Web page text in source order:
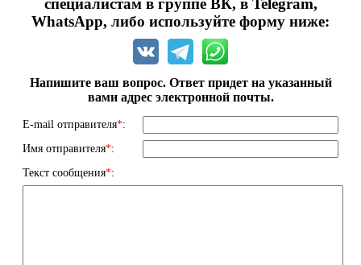
специалистам в группе ВК, в Telegram,
WhatsApp, либо используйте форму ниже:
Напишите ваш вопрос. Ответ придет на указанный
вами адрес электронной почты.
E-mail отправителя*:
Имя отправителя*:
Текст сообщения*: